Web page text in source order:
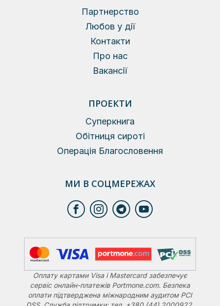
Партнерство
Любов у дії
Контакти
Про нас
Вакансії
ПРОЕКТИ
Суперкнига
Обітниця сироті
Операція Благословення
МИ В СОЦМЕРЕЖАХ
Оплату картами Visa і Mastercard забезпечує
сервіс онлайн-платежів Portmone.com. Безпека
оплати підтверджена міжнародним аудитом PCI